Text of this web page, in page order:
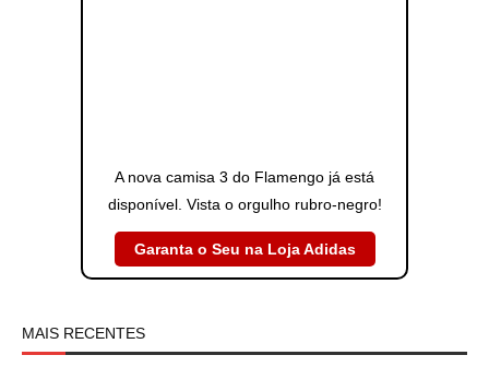
A nova camisa 3 do Flamengo já está
disponível. Vista o orgulho rubro-negro!
Garanta o Seu na Loja Adidas
MAIS RECENTES